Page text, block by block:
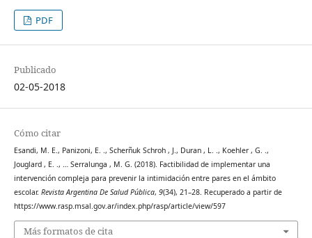
PDF
Publicado
02-05-2018
Cómo citar
Esandi, M. E., Panizoni, E. ., Scherñuk Schroh , J., Duran , L. ., Koehler , G. .,
Jouglard , E. ., … Serralunga , M. G. (2018). Factibilidad de implementar una
intervención compleja para prevenir la intimidación entre pares en el ámbito
escolar. Revista Argentina De Salud Pública, 9(34), 21–28. Recuperado a partir de
https://www.rasp.msal.gov.ar/index.php/rasp/article/view/597
Más formatos de cita